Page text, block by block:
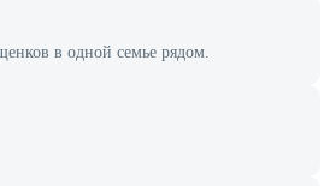
в одной семье рядом.